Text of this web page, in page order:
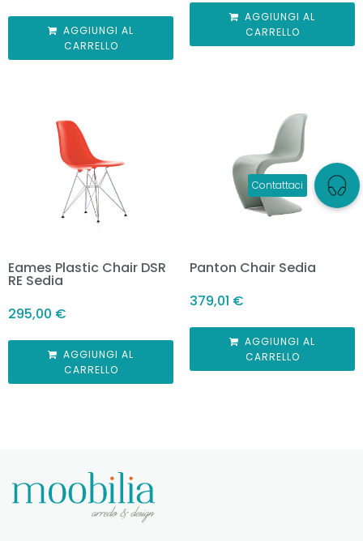
AGGIUNGI AL
CARRELLO
AGGIUNGI AL
CARRELLO
Eames Plastic Chair DSR
RE Sedia
295,00 €
AGGIUNGI AL
CARRELLO
Panton Chair Sedia
379,01 €
AGGIUNGI AL
CARRELLO